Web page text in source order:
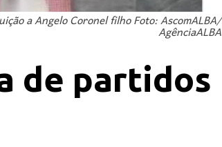
a Angelo Coronel filho Foto: AscomALBA/
AgênciaALBA
de partidos